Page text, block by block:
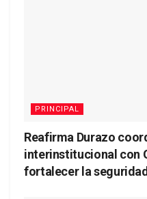
PRINCIPAL
Reafirma Durazo
interinstitucional con
fortalecer la